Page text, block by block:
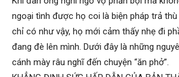
thám
ngoại tình được họ coi là biện pháp trả thù
chỉ có như vậy, họ mới cảm thấy nhẹ đi
đang đè lên mình. Dưới đây là những
cánh mày râu nghĩ đến chuyện “ăn phở”.